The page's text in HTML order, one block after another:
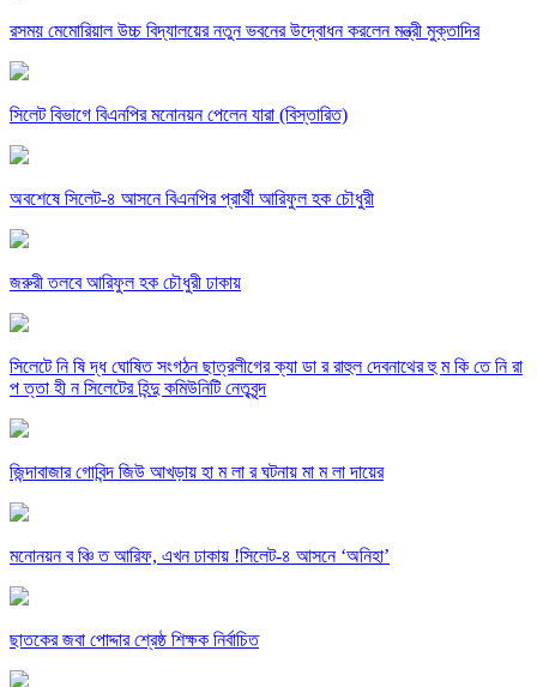
রসময় মেমোরিয়াল উচ্চ বিদ্যালয়ের নতুন ভবনের উদ্বোধন করলেন মন্ত্রী মুক্তাদির
সিলেট বিভাগে বিএনপির মনোনয়ন পেলেন যারা (বিস্তারিত)
অবশেষে সিলেট-৪ আসনে বিএনপির প্রার্থী আরিফুল হক চৌধুরী
জরুরী তলবে আরিফুল হক চৌধুরী ঢাকায়
সিলেটে নি ষি দ্ধ ঘোষিত সংগঠন ছাত্রলীগের ক্যা ডা র রাহুল দেবনাথের হু ম কি তে নি রা
প ত্তা হী ন সিলেটের হিন্দু কমিউনিটি নেতৃবৃন্দ
জিন্দাবাজার গোবিন্দ জিউ আখড়ায় হা ম লা র ঘটনায় মা ম লা দায়ের
মনোনয়ন ব ঞ্চি ত আরিফ, এখন ঢাকায় !সিলেট-৪ আসনে ‘অনিহা’
ছাতকের জবা পোদ্দার শ্রেষ্ঠ শিক্ষক নির্বাচিত